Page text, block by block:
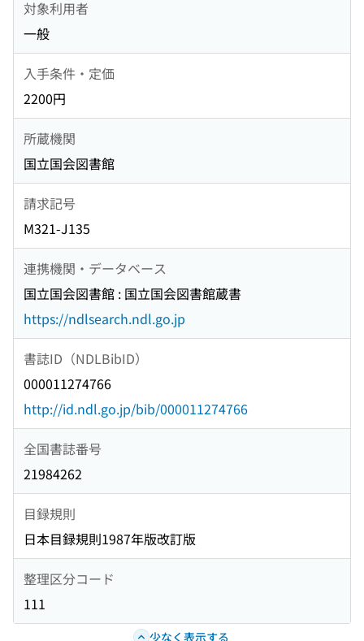
対象利用者
一般
入手条件・定価
2200円
所蔵機関
国立国会図書館
請求記号
M321-J135
連携機関・データベース
国立国会図書館 : 国立国会図書館蔵書
https://ndlsearch.ndl.go.jp
書誌ID（NDLBibID）
000011274766
http://id.ndl.go.jp/bib/000011274766
全国書誌番号
21984262
目録規則
日本目録規則1987年版改訂版
整理区分コード
111
少なく表示する